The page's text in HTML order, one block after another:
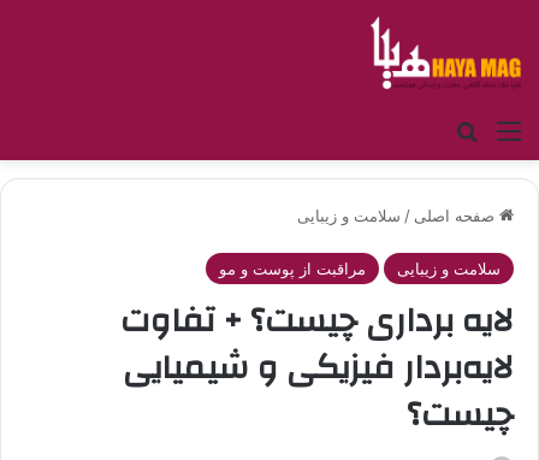
منو
صفحه اصلی / سلامت و زیبایی
سلامت و زیبایی مراقبت از پوست و مو
لایه برداری چیست؟ + تفاوت
لایه‌بردار فیزیکی و شیمیایی
چیست؟